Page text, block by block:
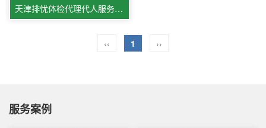
天津排忧体检代理代人服务机构简介
‹‹ 1 ››
服务案例